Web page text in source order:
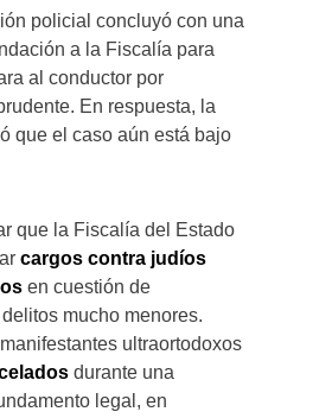
policial concluyó con una
a la Fiscalía para
al conductor por
En respuesta, la
que el caso aún está bajo
que la Fiscalía del Estado
cargos contra judíos
en cuestión de
mucho menores.
ultraortodoxos
durante una
legal, en